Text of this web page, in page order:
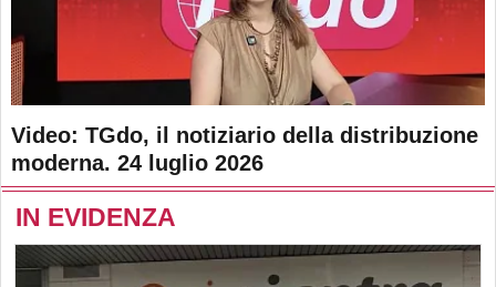
Video: TGdo, il notiziario della distribuzione
moderna. 24 luglio 2026
IN EVIDENZA